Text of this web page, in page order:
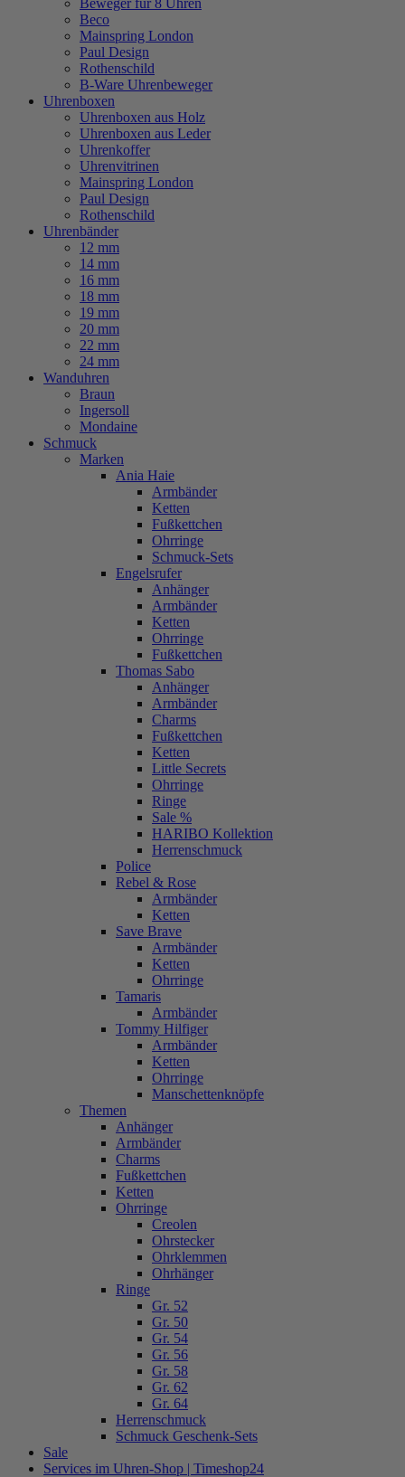
Beweger für 8 Uhren
Beco
Mainspring London
Paul Design
Rothenschild
B-Ware Uhrenbeweger
Uhrenboxen
Uhrenboxen aus Holz
Uhrenboxen aus Leder
Uhrenkoffer
Uhrenvitrinen
Mainspring London
Paul Design
Rothenschild
Uhrenbänder
12 mm
14 mm
16 mm
18 mm
19 mm
20 mm
22 mm
24 mm
Wanduhren
Braun
Ingersoll
Mondaine
Schmuck
Marken
Ania Haie
Armbänder
Ketten
Fußkettchen
Ohrringe
Schmuck-Sets
Engelsrufer
Anhänger
Armbänder
Ketten
Ohrringe
Fußkettchen
Thomas Sabo
Anhänger
Armbänder
Charms
Fußkettchen
Ketten
Little Secrets
Ohrringe
Ringe
Sale %
HARIBO Kollektion
Herrenschmuck
Police
Rebel & Rose
Armbänder
Ketten
Save Brave
Armbänder
Ketten
Ohrringe
Tamaris
Armbänder
Tommy Hilfiger
Armbänder
Ketten
Ohrringe
Manschettenknöpfe
Themen
Anhänger
Armbänder
Charms
Fußkettchen
Ketten
Ohrringe
Creolen
Ohrstecker
Ohrklemmen
Ohrhänger
Ringe
Gr. 52
Gr. 50
Gr. 54
Gr. 56
Gr. 58
Gr. 62
Gr. 64
Herrenschmuck
Schmuck Geschenk-Sets
Sale
Services im Uhren-Shop | Timeshop24